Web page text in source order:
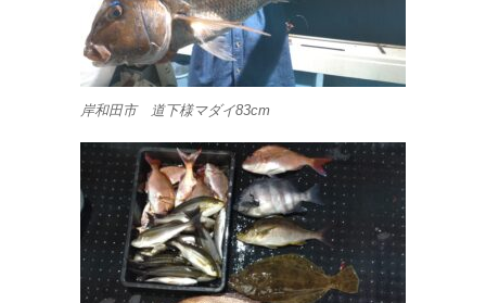
岸和田市 道下様マダイ83cm